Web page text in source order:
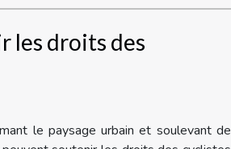
les droits des
le paysage urbain et soulevant de